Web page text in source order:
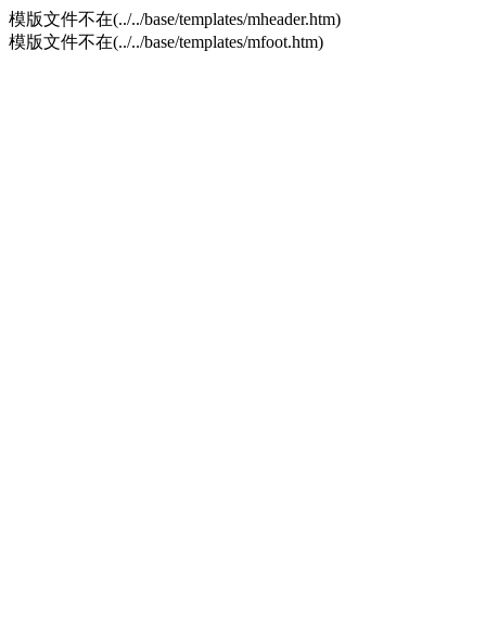
模版文件不在(../../base/templates/mheader.htm)
模版文件不在(../../base/templates/mfoot.htm)